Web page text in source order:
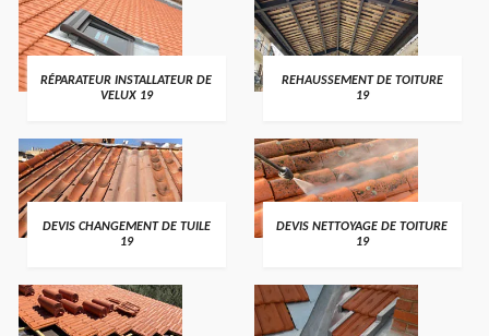
RÉPARATEUR INSTALLATEUR DE
VELUX 19
REHAUSSEMENT DE TOITURE
19
DEVIS CHANGEMENT DE TUILE
19
DEVIS NETTOYAGE DE TOITURE
19